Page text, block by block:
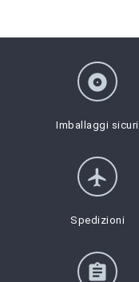
album
Imballaggi sicuri
flight
Spedizioni
assignment